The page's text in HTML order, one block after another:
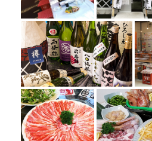
この店舗情報を
写真 | 蔵処 樽-kuradokoroTARU-
広島県東広島市西条栄町-7-48
https://kuradokoro-taru.owst.jp/gallery